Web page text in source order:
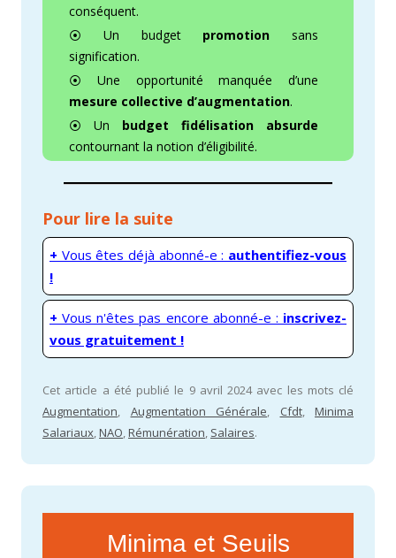
conséquent.
⦿ Un budget promotion sans
signification.
⦿ Une opportunité manquée d’une
mesure collective d’augmentation.
⦿ Un budget fidélisation absurde
contournant la notion d’éligibilité.
Pour lire la suite
+ Vous êtes déjà abonné-e : authentifiez-vous
!
+ Vous n'êtes pas encore abonné-e : inscrivez-
vous gratuitement !
Cet article a été publié le 9 avril 2024 avec les mots clé
Augmentation, Augmentation Générale, Cfdt, Minima
Salariaux,NAO,Rémunération, Salaires.
Minima et Seuils